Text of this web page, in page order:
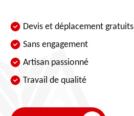
Devis et déplacement gratuits
Sans engagement
Artisan passionné
Travail de qualité